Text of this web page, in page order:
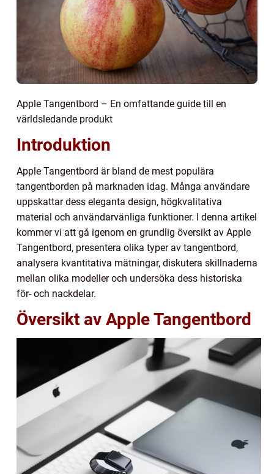
Apple Tangentbord – En omfattande guide till en
världsledande produkt
Introduktion
Apple Tangentbord är bland de mest populära
tangentborden på marknaden idag. Många användare
uppskattar dess eleganta design, högkvalitativa
material och användarvänliga funktioner. I denna artikel
kommer vi att gå igenom en grundlig översikt av Apple
Tangentbord, presentera olika typer av tangentbord,
analysera kvantitativa mätningar, diskutera skillnaderna
mellan olika modeller och undersöka dess historiska
för- och nackdelar.
Översikt av Apple Tangentbord